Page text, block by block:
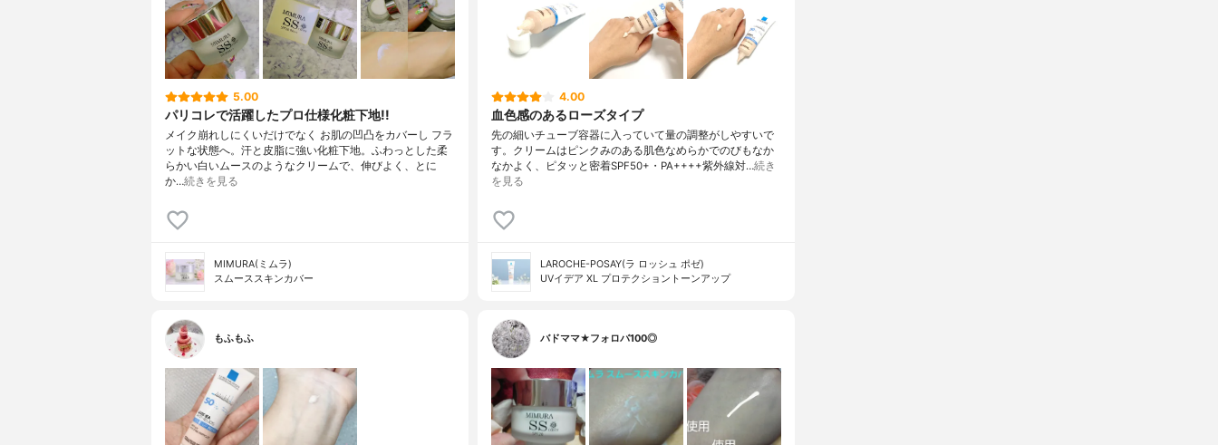
5.00
パリコレで活躍したプロ仕様化粧下地!!
メイク崩れしにくいだけでなく お肌の凹凸をカバーし フラ
ットな状態へ。汗と皮脂に強い化粧下地。ふわっとした柔
らかい白いムースのようなクリームで、伸びよく、とに
か…続きを見る
MIMURA(ミムラ)
スムーススキンカバー
4.00
血色感のあるローズタイプ
先の細いチューブ容器に入っていて量の調整がしやすいで
す。クリームはピンクみのある肌色なめらかでのびもなか
なかよく、ピタッと密着SPF50+・PA++++紫外線対…続き
を見る
LAROCHE-POSAY(ラ ロッシュ ポゼ)
UVイデア XL プロテクショントーンアップ
もふもふ バドママ★フォロバ100◎